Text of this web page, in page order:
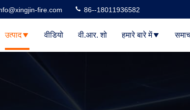
fire.com 86--18011936582
उत्पाद वीडियो वी.आर. शो हमारे बारे में